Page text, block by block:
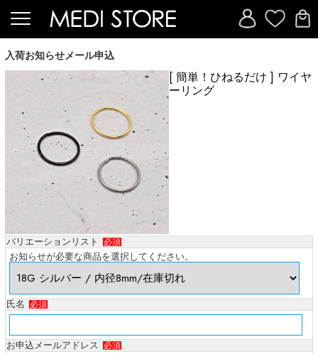
入荷お知らせメール申込
[ 簡単！ひねるだけ ] ワイヤ
ーリング
バリエーションリスト 必須
お知らせが必要な商品を選択してください。
氏名 必須
お申込メールアドレス 必須